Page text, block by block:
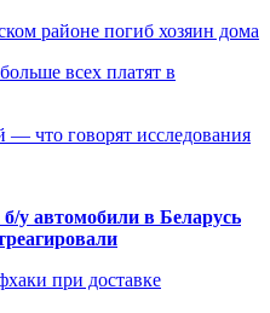
районе погиб хозяин дома
всех платят в
что говорят исследования
у автомобили в Беларусь
при доставке